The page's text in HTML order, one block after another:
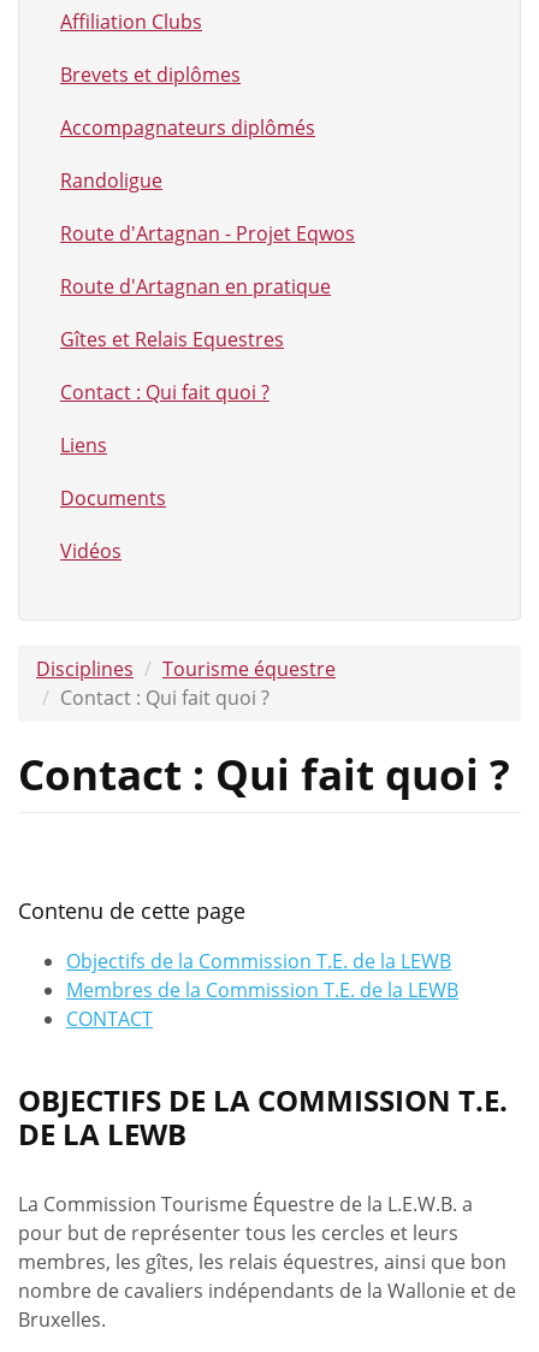
Affiliation Clubs
Brevets et diplômes
Accompagnateurs diplômés
Randoligue
Route d'Artagnan - Projet Eqwos
Route d'Artagnan en pratique
Gîtes et Relais Equestres
Contact : Qui fait quoi ?
Liens
Documents
Vidéos
Disciplines
Tourisme équestre
Contact : Qui fait quoi ?
Contact : Qui fait quoi ?
Contenu de cette page
Objectifs de la Commission T.E. de la LEWB
Membres de la Commission T.E. de la LEWB
CONTACT
OBJECTIFS DE LA COMMISSION T.E.
DE LA LEWB
La Commission Tourisme Équestre de la L.E.W.B. a
pour but de représenter tous les cercles et leurs
membres, les gîtes, les relais équestres, ainsi que bon
nombre de cavaliers indépendants de la Wallonie et de
Bruxelles.